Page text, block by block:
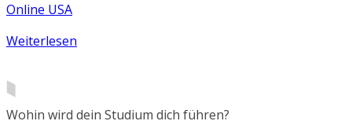
Online USA
Weiterlesen
Wohin wird dein Studium dich führen?